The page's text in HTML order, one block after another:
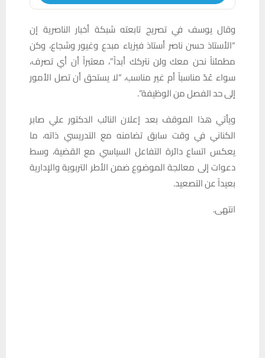
وقال يوسف في تصريح تابعته شبكة أخبار الناصرية إن
“الأستاذ حسن ناصر أستاذ فيزياء مبدع وغيور وشجاع، وكن
مطمئناً نحن معك ولن نتركك أبداً”، معتبراً أن أي تصرف،
سواء عُدّ مناسباً أم غير مناسب، “لا يستحق أن تصل الأمور
إلى حد الفصل من الوظيفة”.
ويأتي هذا الموقف بعد إعلان النائب الدكتور علي صابر
الكناني في وقت سابق تضامنه مع التدريسي ذاته، ما
يعكس اتساع دائرة التفاعل السياسي مع القضية، وسط
دعوات إلى معالجة الموضوع ضمن الأطر التربوية والإدارية
بعيداً عن التصعيد.
انتهى.